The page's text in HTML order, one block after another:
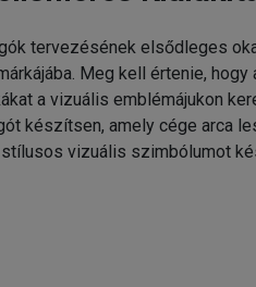
tervezésének elsődleges
Meg kell értenie,
a vizuális emblémájukon
készítsen, amely cége arca
vizuális szimbólumot